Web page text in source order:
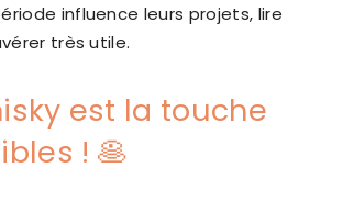
influence leurs projets, lire
très utile.
est la touche
! 🥞